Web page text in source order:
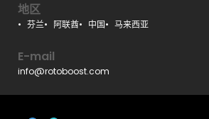
地区
芬兰 阿联酋 中国 马来西亚
E-mail
info@rotoboost.com